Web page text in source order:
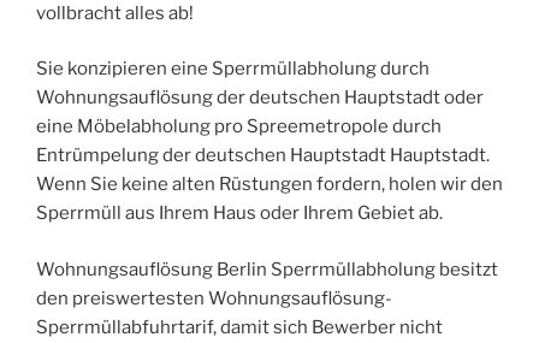
vollbracht alles ab!
Sie konzipieren eine Sperrmüllabholung durch
Wohnungsauflösung der deutschen Hauptstadt oder
eine Möbelabholung pro Spreemetropole durch
Entrümpelung der deutschen Hauptstadt Hauptstadt.
Wenn Sie keine alten Rüstungen fordern, holen wir den
Sperrmüll aus Ihrem Haus oder Ihrem Gebiet ab.
Wohnungsauflösung Berlin Sperrmüllabholung besitzt
den preiswertesten Wohnungsauflösung-
Sperrmüllabfuhrtarif, damit sich Bewerber nicht